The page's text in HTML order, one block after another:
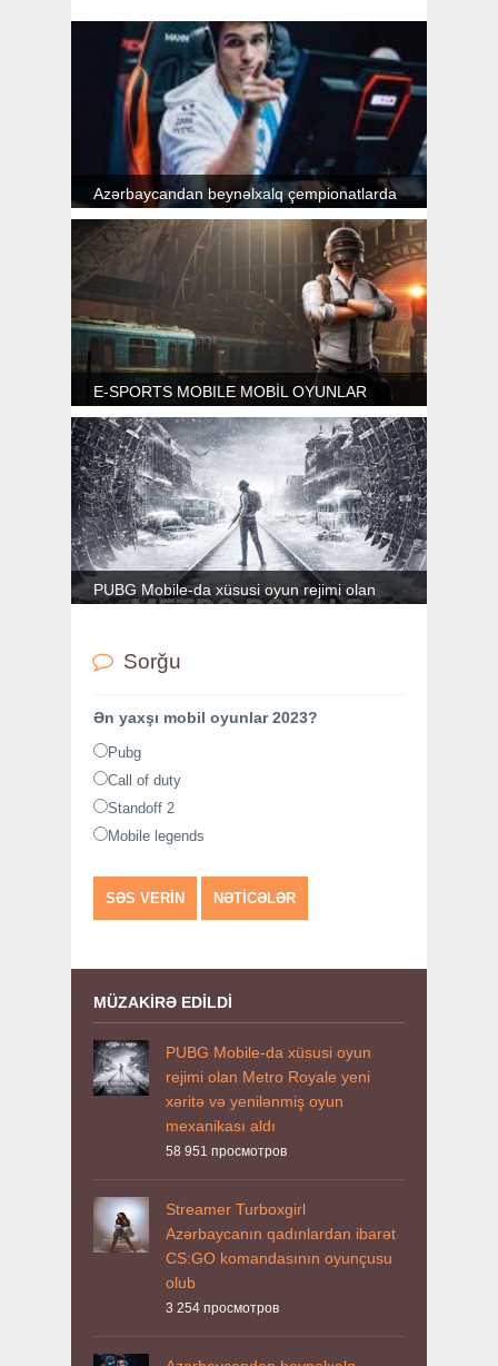
Azərbaycandan beynəlxalq çempionatlarda
iştirak edən 6 e-idmançı
E-SPORTS MOBILE MOBİL OYUNLAR
“BÖYÜK İDMAN” DÜNYASINI ETDİ
PUBG Mobile-da xüsusi oyun rejimi olan
Sorğu
Ən yaxşı mobil oyunlar 2023?
Pubg
Call of duty
Standoff 2
Mobile legends
SƏS VERIN NƏTICƏLƏR
MÜZAKIRƏ EDILDI
PUBG Mobile-da xüsusi oyun
rejimi olan Metro Royale yeni
xəritə və yenilənmiş oyun
mexanikası aldı
58 951 просмотров
Streamer Turboxgirl
Azərbaycanın qadınlardan ibarət
CS:GO komandasının oyunçusu
olub
3 254 просмотров